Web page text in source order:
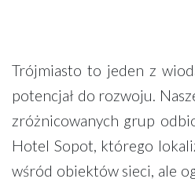
Trójmiasto to jeden z
potencjał do rozwoju.
zróżnicowanych grup
Hotel Sopot, którego
wśród obiektów sieci, ale